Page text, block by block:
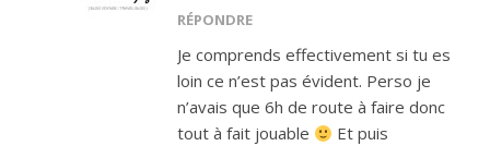
RÉPONDRE
Je comprends effectivement si tu es
loin ce n’est pas évident. Perso je
n’avais que 6h de route à faire donc
tout à fait jouable
Et puis